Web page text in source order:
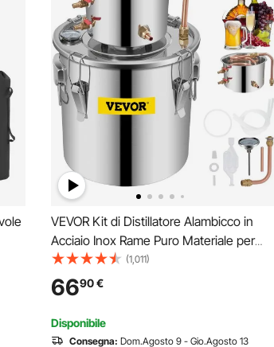
VEVOR Kit di Distillatore Alambicco in
Acciaio Inox Rame Puro Materiale per
Uso Alimentare Capienza del Serbatoio
11,4L, Kit Distillatore 25 x 25 cm per
Liquore Acqua Distillata Vino con Pompa
d'Acqua
(1,011)
6690€
Disponibile
Consegna: Dom.Agosto 9 - Gio.Agosto 13